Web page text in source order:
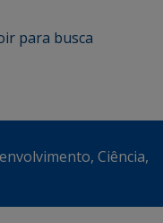
ir para busca
Ciência,